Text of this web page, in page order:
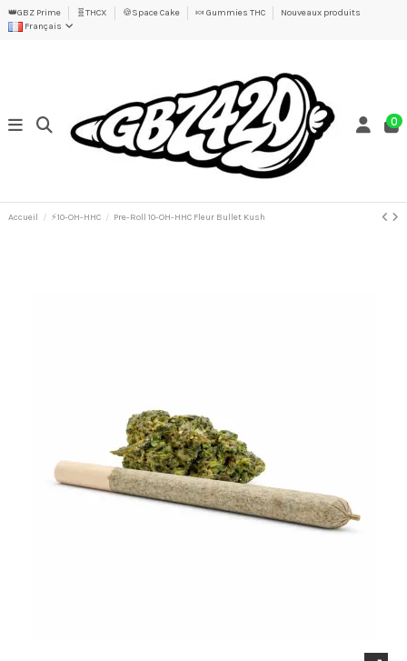
👑GBZ Prime 🧬THCX 🍪Space Cake 🍬 Gummies THC
Nouveaux produits
Français
0
Accueil ⚡10-OH-HHC Pre-Roll 10-OH-HHC Fleur Bullet Kush